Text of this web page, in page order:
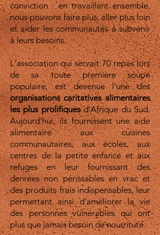
conviction : en travaillant ensemble,
nous pouvons faire plus, aller plus loin
et aider les communautés à subvenir
à leurs besoins.
L'association qui servait 70 repas lors
de sa toute première soupe
populaire, est devenue l'une des
organisations caritatives alimentaires
les plus prolifiquesd'Afrique du Sud.
Aujourd'hui, ils fournissent une aide
alimentaire aux cuisines
communautaires, aux écoles, aux
centres de la petite enfance et aux
refuges en leur fournissant des
denrées non périssables en vrac et
des produits frais indispensables, leur
permettant ainsi d'améliorer la vie
des personnes vulnérables qui ont
plus que jamais besoin de nourriture.